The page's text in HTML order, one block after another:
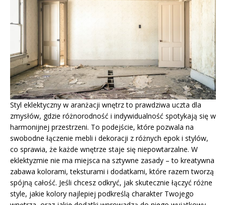
Styl eklektyczny w aranżacji wnętrz to prawdziwa uczta dla
zmysłów, gdzie różnorodność i indywidualność spotykają się w
harmonijnej przestrzeni. To podejście, które pozwala na
swobodne łączenie mebli i dekoracji z różnych epok i stylów,
co sprawia, że każde wnętrze staje się niepowtarzalne. W
eklektyzmie nie ma miejsca na sztywne zasady – to kreatywna
zabawa kolorami, teksturami i dodatkami, które razem tworzą
spójną całość. Jeśli chcesz odkryć, jak skutecznie łączyć różne
style, jakie kolory najlepiej podkreślą charakter Twojego